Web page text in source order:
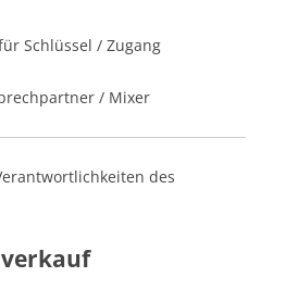
Schlüssel / Zugang
/ Mixer
des